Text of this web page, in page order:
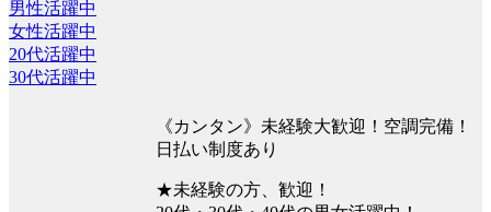
男性活躍中
女性活躍中
20代活躍中
30代活躍中
《カンタン》未経験大歓迎！空調完備！
日払い制度あり
★未経験の方、歓迎！